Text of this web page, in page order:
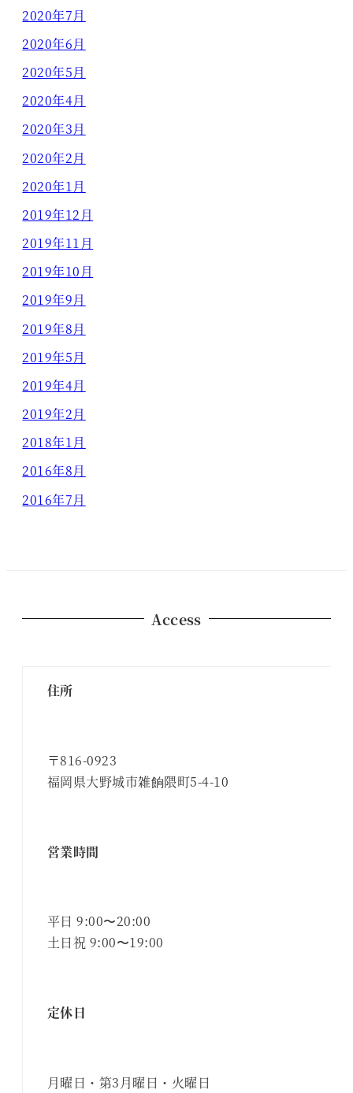
2020年7月
2020年6月
2020年5月
2020年4月
2020年3月
2020年2月
2020年1月
2019年12月
2019年11月
2019年10月
2019年9月
2019年8月
2019年5月
2019年4月
2019年2月
2018年1月
2016年8月
2016年7月
Access
住所
〒816-0923
福岡県大野城市雑餉隈町5-4-10
営業時間
平日 9:00〜20:00
土日祝 9:00〜19:00
定休日
月曜日・第3月曜日・火曜日